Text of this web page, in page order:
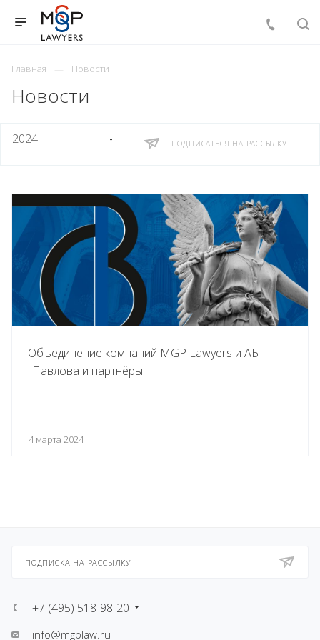
Главная Новости
Новости
ПОДПИСАТЬСЯ НА РАССЫЛКУ
Объединение компаний MGP Lawyers и АБ
"Павлова и партнёры"
4 марта 2024
ПОДПИСКА НА РАССЫЛКУ
+7 (495) 518-98-20
info@mgplaw.ru